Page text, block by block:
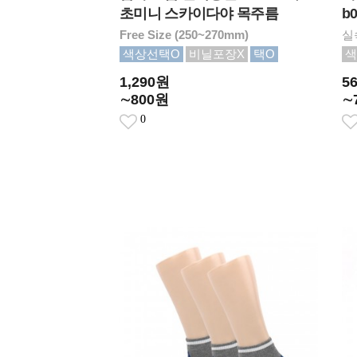
초미니 스카이다야 목주름
Free Size (250~270mm)
색상선택O
비닐포장X 택O
1,290원
∼800원
0
실